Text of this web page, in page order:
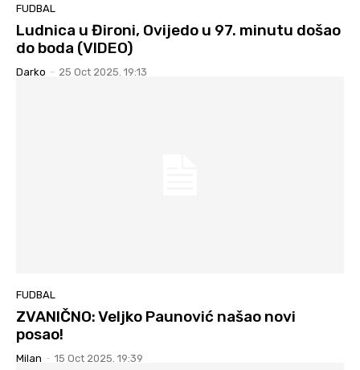
FUDBAL
Ludnica u Đironi, Ovijedo u 97. minutu došao
do boda (VIDEO)
Darko - 25 Oct 2025. 19:13
FUDBAL
ZVANIČNO: Veljko Paunović našao novi
posao!
Milan - 15 Oct 2025. 19:39